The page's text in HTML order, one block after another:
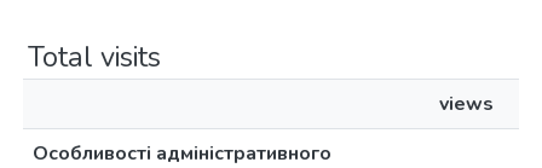
Total visits
views
Особливості адміністративного